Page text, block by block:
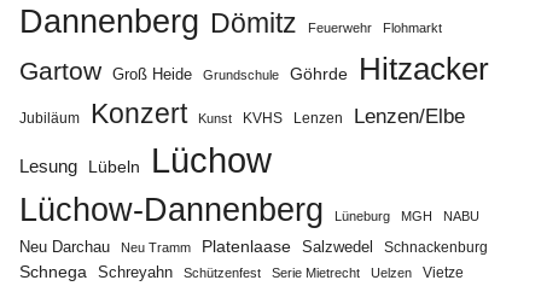
Dannenberg Dömitz Feuerwehr Flohmarkt
Gartow Groß Heide Grundschule Göhrde Hitzacker
Jubiläum Konzert Kunst KVHS Lenzen Lenzen/Elbe
Lesung Lübeln Lüchow
Lüchow-Dannenberg Lüneburg MGH NABU
Neu Darchau Neu Tramm Platenlaase Salzwedel Schnackenburg
Schnega Schreyahn Schützenfest Serie Mietrecht Uelzen Vietze